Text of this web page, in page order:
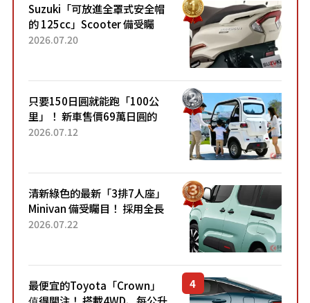
Suzuki「可放進全罩式安全帽
的 125cc」Scooter 備受矚
目！採用全新流線設計與各項
2026.07.20
只要150日圓就能跑「100公
里」！ 新車售價69萬日圓的
「3人座」Trike大受歡迎！ 順
2026.07.12
清新綠色的最新「3排7人座」
Minivan 備受矚目！ 採用全長
4.7公尺剛剛好的車身尺寸與
2026.07.22
最便宜的Toyota「Crown」